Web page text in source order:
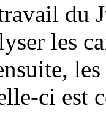
du
les
ci est